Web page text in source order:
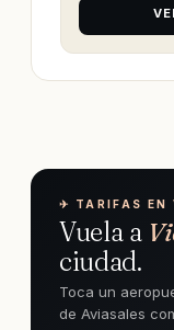
✈︎ TARIFAS EN
Vuela a
ciudad.
Toca un
de Aviasales